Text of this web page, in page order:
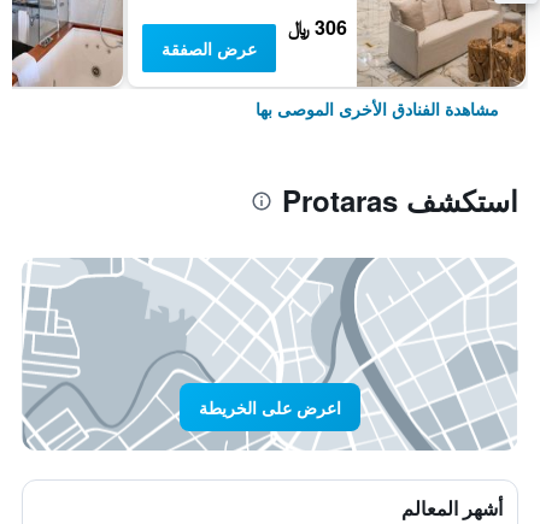
306 ﷼
عرض الصفقة
مشاهدة الفنادق الأخرى الموصى بها
استكشف Protaras
اعرض على الخريطة
أشهر المعالم